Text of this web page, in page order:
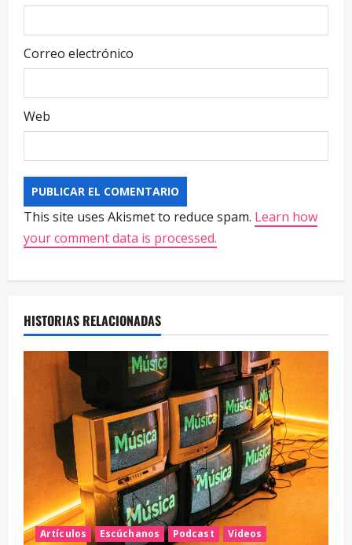
Correo electrónico
Web
This site uses Akismet to reduce spam. Learn how
your comment data is processed.
HISTORIAS RELACIONADAS
Artículos Escúchanos Podcast Videos